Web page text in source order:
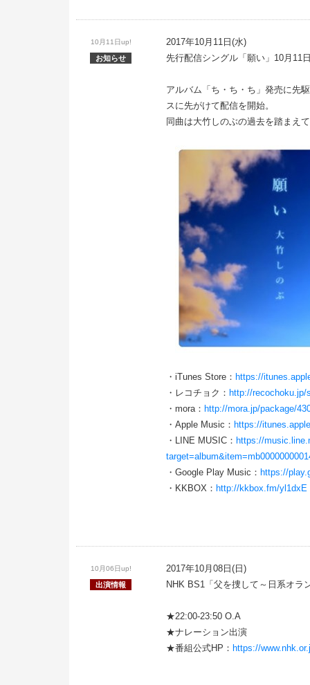
10月11日up!
お知らせ
2017年10月11日(水)
先行配信シングル「願い」10月11
アルバム「ち・ち・ち」発売に先
スに先がけて配信を開始。
同曲は大竹しのぶの過去を踏まえ
・iTunes Store： https://
・レコチョク： http://recochoku.jp/
・mora： http://mora.jp/package/
・Apple Music： https://
・LINE MUSIC： https://
・Google Play Music： https://
・KKBOX： http://kkbox.fm/yl1dxE
10月06日up!
出演情報
2017年10月08日(日)
NHK BS1「父を捜して～日系オ
★22:00-23:50 O.A
★ナレーション出演
★番組公式HP： https://